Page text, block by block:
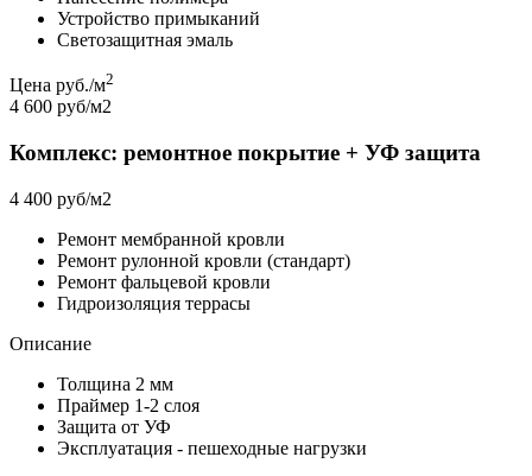
Устройство примыканий
Светозащитная эмаль
Цена руб./м2
4 600 руб/м2
Комплекс: ремонтное покрытие + УФ защита
4 400 руб/м2
Ремонт мембранной кровли
Ремонт рулонной кровли (стандарт)
Ремонт фальцевой кровли
Гидроизоляция террасы
Описание
Толщина 2 мм
Праймер 1-2 слоя
Защита от УФ
Эксплуатация - пешеходные нагрузки